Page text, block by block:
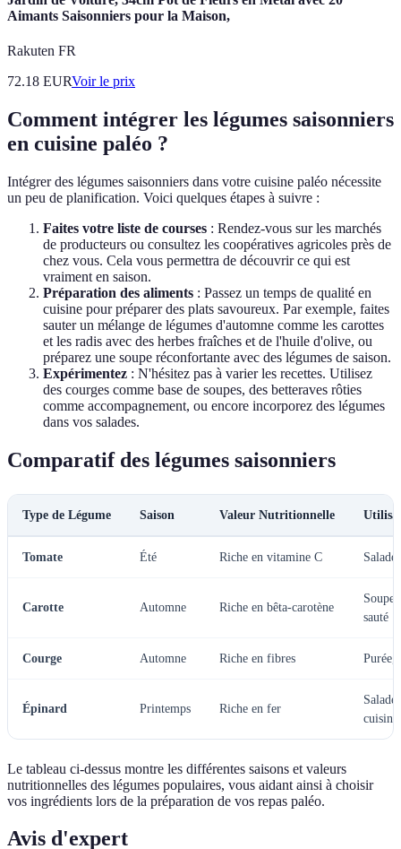
Aimants Saisonniers pour la Maison,
Rakuten FR
72.18 EURVoir le prix
Comment intégrer les légumes saisonniers
en cuisine paléo ?
Intégrer des légumes saisonniers dans votre cuisine paléo nécessite
un peu de planification. Voici quelques étapes à suivre :
Faites votre liste de courses : Rendez-vous sur les marchés
de producteurs ou consultez les coopératives agricoles près de
chez vous. Cela vous permettra de découvrir ce qui est
vraiment en saison.
Préparation des aliments : Passez un temps de qualité en
cuisine pour préparer des plats savoureux. Par exemple, faites
sauter un mélange de légumes d'automne comme les carottes
et les radis avec des herbes fraîches et de l'huile d'olive, ou
préparez une soupe réconfortante avec des légumes de saison.
Expérimentez : N'hésitez pas à varier les recettes. Utilisez
des courges comme base de soupes, des betteraves rôties
comme accompagnement, ou encore incorporez des légumes
dans vos salades.
Comparatif des légumes saisonniers
Type de Légume Saison Valeur Nutritionnelle
Tomate Été Riche en vitamine C
Carotte Automne Riche en bêta-carotène
sauté
Courge Automne Riche en fibres Purée,
Épinard Printemps Riche en fer
cuisiné
Le tableau ci-dessus montre les différentes saisons et valeurs
nutritionnelles des légumes populaires, vous aidant ainsi à choisir
vos ingrédients lors de la préparation de vos repas paléo.
Avis d'expert